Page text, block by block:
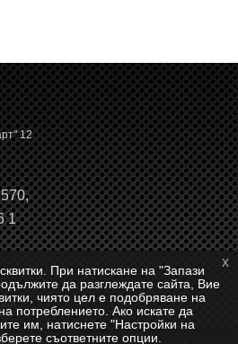
12
,
1
При натискане на "Запази
да разглеждате сайта, Вие
чиято цел е подобряване на
потреблението. Ако искате да
им, натиснете "Настройки на
съответните опции.
x